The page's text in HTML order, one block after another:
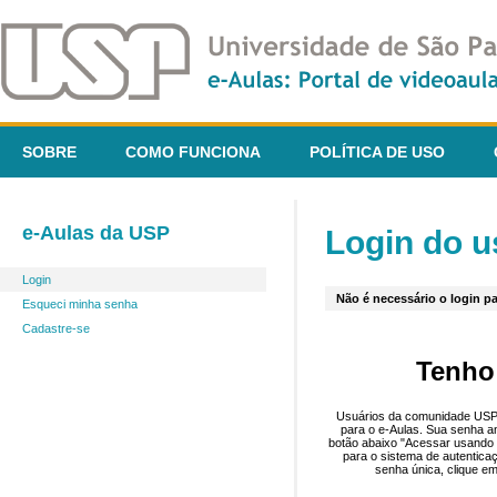
SOBRE COMO FUNCIONA POLÍTICA DE USO
e-Aulas da USP
Login
Esqueci minha senha
Cadastre-se
Login do
Não é necessário o login
Usuários da comunidade
para o e-Aulas. Sua senha
botão abaixo "Acessar
para o sistema de
senha única, clique